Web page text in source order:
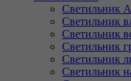
Светильник
Светильник
Светильник
Светильник
Светильник
Светильник